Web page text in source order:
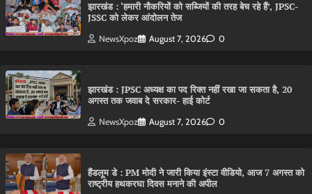
झारखंड : ‘हमारी नौकरियों को सब्जियों की तरह बेच रहे हैं’, JPSC-
JSSC को लेकर आंदोलन तेज
NewsXpoz August 7, 2026 0
झारखंड : JPSC अध्यक्ष का पद रिक्त नहीं रखा जा सकता है, 20
अगस्त तक जवाब दे सरकार- हाई कोर्ट
NewsXpoz August 7, 2026 0
हैंडलूम डे : PM मोदी ने जारी किया इंस्टा वीडियो, आज 7 अगस्त को
राष्ट्रीय हथकरघा दिवस मनाने की अपील